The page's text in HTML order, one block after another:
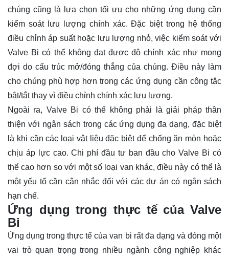
chúng cũng là lựa chọn tối ưu cho những ứng dụng cần
kiểm soát lưu lượng chính xác. Đặc biệt trong hệ thống
điều chỉnh áp suất hoặc lưu lượng nhỏ, việc kiểm soát với
Valve Bi có thể không đạt được độ chính xác như mong
đợi do cấu trúc mở/đóng thẳng của chúng. Điều này làm
cho chúng phù hợp hơn trong các ứng dụng cần công tắc
bật/tắt thay vì điều chỉnh chính xác lưu lượng.
Ngoài ra, Valve Bi có thể không phải là giải pháp thân
thiện với ngân sách trong các ứng dụng đa dạng, đặc biệt
là khi cần các loại vật liệu đặc biệt để chống ăn mòn hoặc
chịu áp lực cao. Chi phí đầu tư ban đầu cho Valve Bi có
thể cao hơn so với một số loại van khác, điều này có thể là
một yếu tố cần cân nhắc đối với các dự án có ngân sách
hạn chế.
Ứng dụng trong thực tế của Valve
Bi
Ứng dụng trong thực tế của van bi rất đa dạng và đóng một
vai trò quan trọng trong nhiều ngành công nghiệp khác